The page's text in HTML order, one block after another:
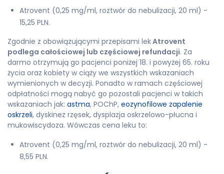
Atrovent (0,25 mg/ml, roztwór do nebulizacji, 20 ml) -
15,25 PLN.
Zgodnie z obowiązującymi przepisami lekAtrovent
podlega całościowej lub częściowej refundacji. Za
darmo otrzymują go pacjenci poniżej 18. i powyżej 65. roku
życia oraz kobiety w ciąży we wszystkich wskazaniach
wymienionych w decyzji. Ponadto w ramach częściowej
odpłatności mogą nabyć go pozostali pacjenci w takich
wskazaniach jak: astma, POChP, eozynofilowe zapalenie
oskrzeli, dyskinez rzęsek, dysplazja oskrzelowo-płucna i
mukowiscydoza. Wówczas cena leku to:
Atrovent (0,25 mg/ml, roztwór do nebulizacji, 20 ml) -
8,55 PLN.